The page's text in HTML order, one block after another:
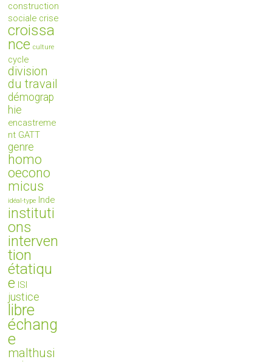
construction
sociale crise
croissa
nce culture
cycle
division
du travail
démograp
hie
encastreme
nt GATT
genre
homo
oecono
micus
idéal-type Inde
instituti
ons
interven
tion
étatiqu
e ISI
justice
libre
échang
e
malthusi